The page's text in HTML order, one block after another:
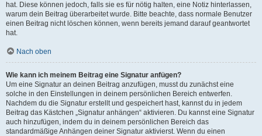
hat. Diese können jedoch, falls sie es für nötig halten, eine Notiz hinterlassen,
warum dein Beitrag überarbeitet wurde. Bitte beachte, dass normale Benutzer
einen Beitrag nicht löschen können, wenn bereits jemand darauf geantwortet
hat.
Nach oben
Wie kann ich meinem Beitrag eine Signatur anfügen?
Um eine Signatur an deinen Beitrag anzufügen, musst du zunächst eine
solche in den Einstellungen in deinem persönlichen Bereich entwerfen.
Nachdem du die Signatur erstellt und gespeichert hast, kannst du in jedem
Beitrag das Kästchen „Signatur anhängen“ aktivieren. Du kannst eine Signatur
auch hinzufügen, indem du in deinem persönlichen Bereich das
standardmäßige Anhängen deiner Signatur aktivierst. Wenn du einen